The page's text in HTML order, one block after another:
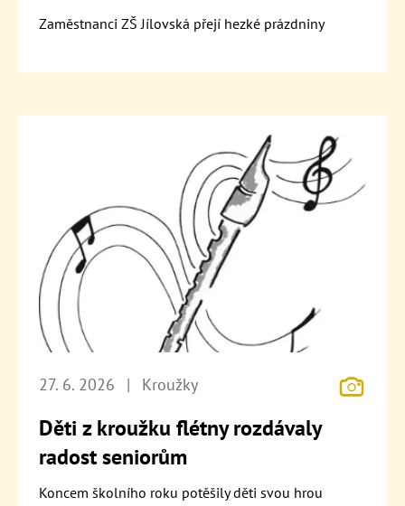
Zaměstnanci ZŠ Jílovská přejí hezké prázdniny
27. 6. 2026 | Kroužky
Děti z kroužku flétny rozdávaly
radost seniorům
Koncem školního roku potěšily děti svou hrou